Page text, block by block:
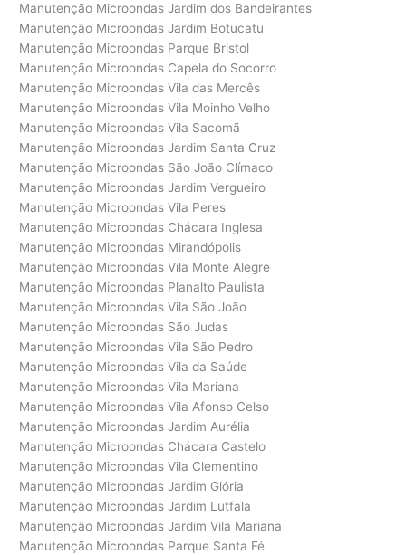
Manutenção Microondas Jardim dos Bandeirantes
Manutenção Microondas Jardim Botucatu
Manutenção Microondas Parque Bristol
Manutenção Microondas Capela do Socorro
Manutenção Microondas Vila das Mercês
Manutenção Microondas Vila Moinho Velho
Manutenção Microondas Vila Sacomã
Manutenção Microondas Jardim Santa Cruz
Manutenção Microondas São João Clímaco
Manutenção Microondas Jardim Vergueiro
Manutenção Microondas Vila Peres
Manutenção Microondas Chácara Inglesa
Manutenção Microondas Mirandópolis
Manutenção Microondas Vila Monte Alegre
Manutenção Microondas Planalto Paulista
Manutenção Microondas Vila São João
Manutenção Microondas São Judas
Manutenção Microondas Vila São Pedro
Manutenção Microondas Vila da Saúde
Manutenção Microondas Vila Mariana
Manutenção Microondas Vila Afonso Celso
Manutenção Microondas Jardim Aurélia
Manutenção Microondas Chácara Castelo
Manutenção Microondas Vila Clementino
Manutenção Microondas Jardim Glória
Manutenção Microondas Jardim Lutfala
Manutenção Microondas Jardim Vila Mariana
Manutenção Microondas Parque Santa Fé